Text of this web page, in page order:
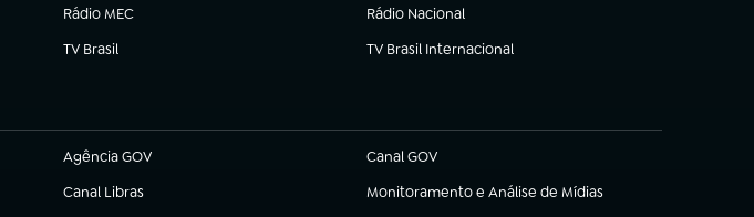
Rádio MEC
(abre em nova aba)
Rádio Nacional
TV Brasil
(abre em nova aba) TV Brasil Internacional
(abre em nova aba)
Agência GOV
(abre em nova aba) Canal GOV
(abre em nova aba)
Canal Libras
(abre em nova aba) Monitoramento e Análise de Mídias
(abre em nova aba)